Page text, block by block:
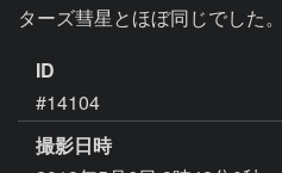
ターズ彗星とほぼ同じでした。
ID
#14104
撮影日時